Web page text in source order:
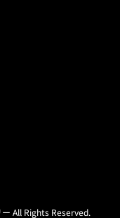
All Rights Reserved.